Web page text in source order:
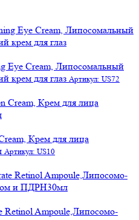
Eye Cream, Липосомальный
крем для глаз Артикул: US72
Крем для лица
Артикул: US10
Retinol Ampoule,Липосомо-